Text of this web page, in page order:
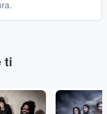
ti
...